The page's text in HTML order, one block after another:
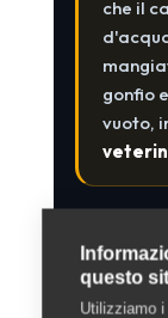
che il
gonfio
vuoto,
7.
questo
Utilizziamo